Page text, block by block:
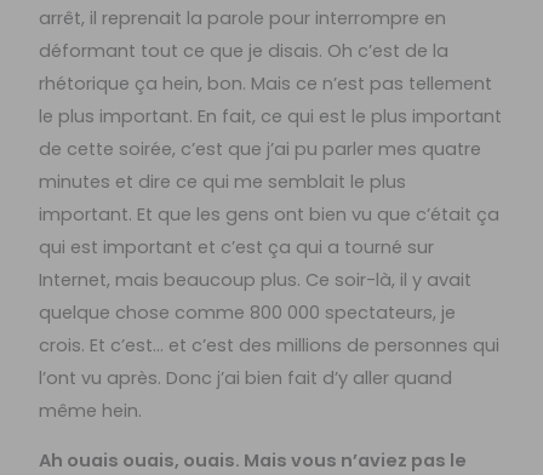
arrêt, il reprenait la parole pour interrompre en
déformant tout ce que je disais. Oh c’est de la
rhétorique ça hein, bon. Mais ce n’est pas tellement
le plus important. En fait, ce qui est le plus important
de cette soirée, c’est que j’ai pu parler mes quatre
minutes et dire ce qui me semblait le plus
important. Et que les gens ont bien vu que c’était ça
qui est important et c’est ça qui a tourné sur
Internet, mais beaucoup plus. Ce soir-là, il y avait
quelque chose comme 800 000 spectateurs, je
crois. Et c’est… et c’est des millions de personnes qui
l’ont vu après. Donc j’ai bien fait d’y aller quand
même hein.
Ah ouais ouais, ouais. Mais vous n’aviez pas le